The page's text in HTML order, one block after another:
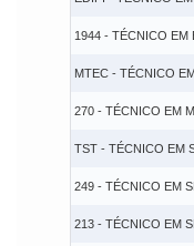
1944 - TÉCNICO EM
MTEC - TÉCNICO
270 - TÉCNICO EM
TST - TÉCNICO EM
249 - TÉCNICO EM
213 - TÉCNICO EM